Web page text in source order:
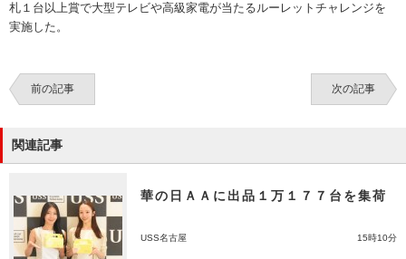
札１台以上賞で大型テレビや高級家電が当たるルーレットチャレンジを
実施した。
前の記事 次の記事
関連記事
華の日ＡＡに出品１万１７７台を集荷
USS名古屋 15時10分